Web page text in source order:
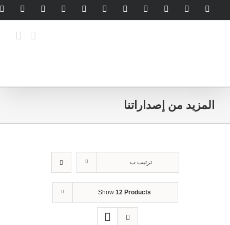
to
Facebook
Instagram
YouTube
Tiktok
Threads
LinkedIn
SoundCloud
WhatsApp
المزيد من إصداراتنا
ترتيب ب
Show 12 Products